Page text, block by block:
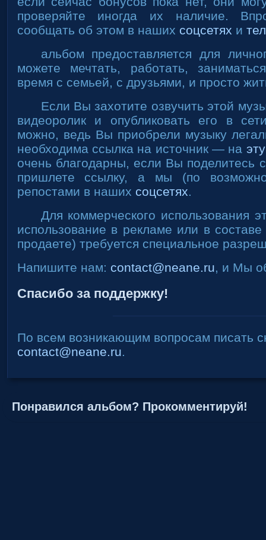
проверяйте иногда их наличие.
сообщать об этом в наших соцсетях и
альбом предоставляется для
можете мечтать, работать,
время с семьей, с друзьями, и просто
Если Вы захотите озвучить этой
видеоролик и опубликовать его в
можно, ведь Вы приобрели музыку
необходима ссылка на источник — на
очень благодарны, если Вы
пришлете ссылку, а мы (по
репостами в наших соцсетях.
Для коммерческого использования
использование в рекламе или в
продаете) требуется специальное
Напишите нам: contact@neane.ru, и Мы
Спасибо за поддержку!
По всем возникающим вопросам писать
contact@neane.ru
Понравился альбом? Прокомментируй!